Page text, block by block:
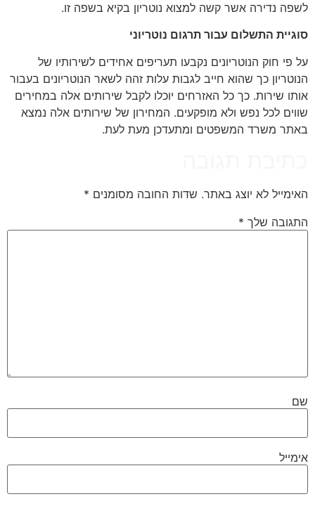
לשפה נדירה אשר קשה למצוא נוטריון בקיא בשפה זו.
סוגיית התשלום עבור תרגום נוטריוני
על פי חוק הנוטריונים נקבעו תעריפים אחידים לשירותיו של
הנוטריון כך שהוא חייב לגבות עלות זהה לשאר הנוטריונים בעבור
אותו שירות. כך כל האזרחים יוכלו לקבל שירותים אלה במחירים
שווים לכל נפש ולא מופקעים. המחירון של שירותים אלה נמצא
באתר משרד המשפטים ומתעדכן מעת לעת.
האימייל לא יוצג באתר. שדות החובה מסומנים *
התגובה שלך *
שם
אימייל